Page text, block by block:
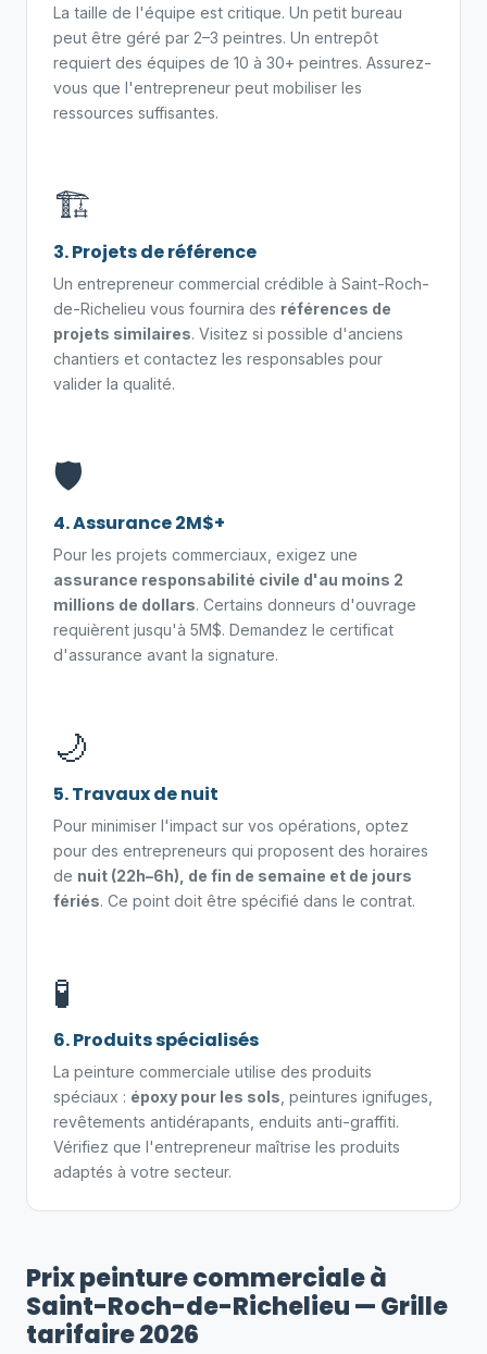
La taille de l'équipe est critique. Un petit bureau
peut être géré par 2–3 peintres. Un entrepôt
requiert des équipes de 10 à 30+ peintres. Assurez-
vous que l'entrepreneur peut mobiliser les
ressources suffisantes.
🏗️
3. Projets de référence
Un entrepreneur commercial crédible à Saint-Roch-
de-Richelieu vous fournira des références de
projets similaires. Visitez si possible d'anciens
chantiers et contactez les responsables pour
valider la qualité.
🛡️
4. Assurance 2M$+
Pour les projets commerciaux, exigez une
assurance responsabilité civile d'au moins 2
millions de dollars. Certains donneurs d'ouvrage
requièrent jusqu'à 5M$. Demandez le certificat
d'assurance avant la signature.
🌙
5. Travaux de nuit
Pour minimiser l'impact sur vos opérations, optez
pour des entrepreneurs qui proposent des horaires
de nuit (22h–6h), de fin de semaine et de jours
fériés. Ce point doit être spécifié dans le contrat.
🧪
6. Produits spécialisés
La peinture commerciale utilise des produits
spéciaux : époxy pour les sols , peintures ignifuges,
revêtements antidérapants, enduits anti-graffiti.
Vérifiez que l'entrepreneur maîtrise les produits
adaptés à votre secteur.
Prix peinture commerciale à
Saint-Roch-de-Richelieu — Grille
tarifaire 2026